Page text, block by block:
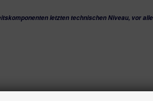
letzten technischen Niveau, vor